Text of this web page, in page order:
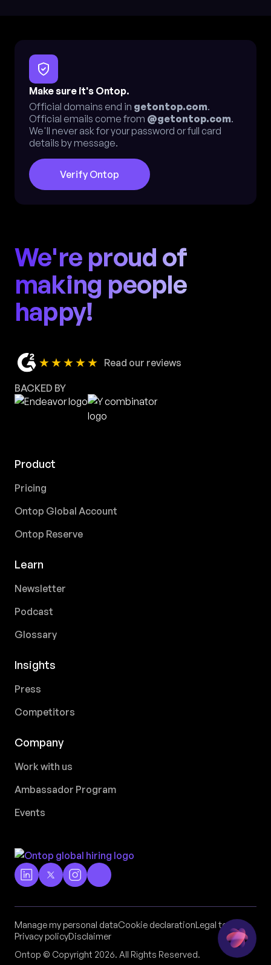
Make sure it's Ontop.
Official domains end in getontop.com.
Official emails come from @getontop.com.
We'll never ask for your password or full card
details by message.
Verify Ontop
We're proud of
making people
happy!
★★★★★ Read our reviews
BACKED BY
Product
Pricing
Ontop Global Account
Ontop Reserve
Learn
Newsletter
Podcast
Glossary
Insights
Press
Competitors
Company
Work with us
Ambassador Program
Events
Manage my personal dataCookie declarationLegal terms
Privacy policyDisclaimer
Ontop © Copyright 2026. All Rights Reserved.